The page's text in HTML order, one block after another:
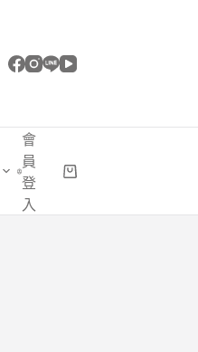
會
員
登
入
購